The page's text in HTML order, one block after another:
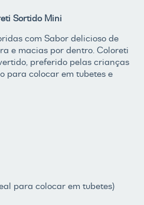
Sortido Mini
com Sabor delicioso de
e macias por dentro. Coloreti
preferido pelas crianças
para colocar em tubetes e
para colocar em tubetes)